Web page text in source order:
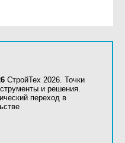
СтройТех 2026. Точки
и решения.
переход в